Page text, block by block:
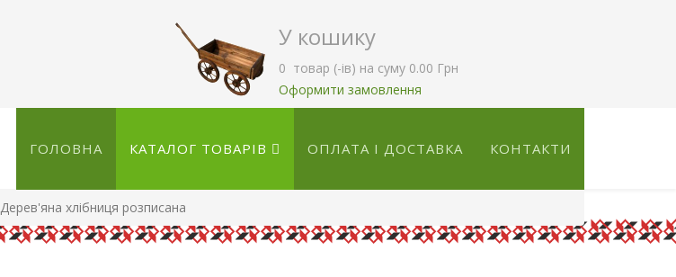
У кошику
0 товар (-ів) на суму 0.00 Грн
Оформити замовлення
ГОЛОВНА КАТАЛОГ ТОВАРІВ ОПЛАТА І ДОСТАВКА КОНТАКТИ
Дерев'яна хлібниця розписана